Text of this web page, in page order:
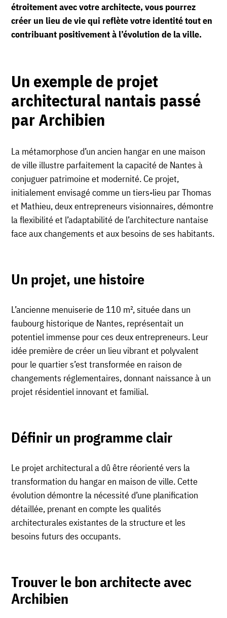
étroitement avec votre architecte, vous pourrez
créer un lieu de vie qui reflète votre identité tout en
contribuant positivement à l’évolution de la ville.
Un exemple de projet
architectural nantais passé
par Archibien
La métamorphose d’un ancien hangar en une maison
de ville illustre parfaitement la capacité de Nantes à
conjuguer patrimoine et modernité. Ce projet,
initialement envisagé comme un tiers-lieu par Thomas
et Mathieu, deux entrepreneurs visionnaires, démontre
la flexibilité et l’adaptabilité de l’architecture nantaise
face aux changements et aux besoins de ses habitants.
Un projet, une histoire
L’ancienne menuiserie de 110 m², située dans un
faubourg historique de Nantes, représentait un
potentiel immense pour ces deux entrepreneurs. Leur
idée première de créer un lieu vibrant et polyvalent
pour le quartier s’est transformée en raison de
changements réglementaires, donnant naissance à un
projet résidentiel innovant et familial.
Définir un programme clair
Le projet architectural a dû être réorienté vers la
transformation du hangar en maison de ville. Cette
évolution démontre la nécessité d’une planification
détaillée, prenant en compte les qualités
architecturales existantes de la structure et les
besoins futurs des occupants.
Trouver le bon architecte avec
Archibien